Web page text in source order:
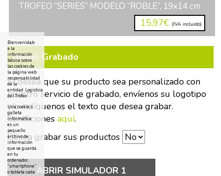
TROFEO “SERIES” MODELO “ROBLE”, 19x14 cm
15,97€ (IVA incluido)
Añadir Grabado
Si desea que su producto sea personalizado con
nuestro servicio de grabado, envíenos su logotipo
y/o indíquenos el texto que desea grabar.
Condiciones aquí.
Desea grabar sus productos
ABRIR SIMULADOR 1
Bienvenida/o
a la
información
básica sobre
las cookies de
la página web
responsabilidad
de la
entidad: Logistica
del Trofeo
Una cookie o
galleta
informática
es un
pequeño
archivo de
información
que se guarda
en tu
ordenador,
“smartphone”
o tableta cada